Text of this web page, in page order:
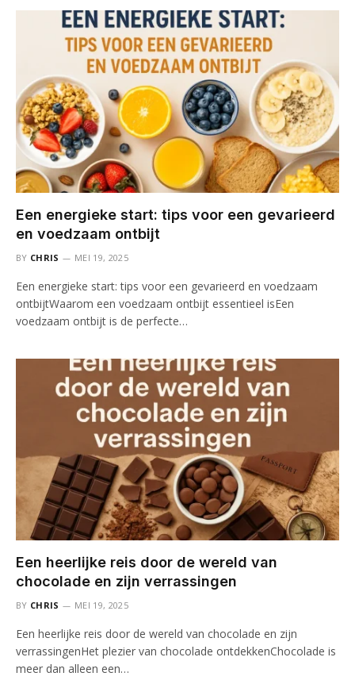
Een energieke start: tips voor een gevarieerd
en voedzaam ontbijt
BY CHRIS MEI 19, 2025
Een energieke start: tips voor een gevarieerd en voedzaam
ontbijtWaarom een voedzaam ontbijt essentieel isEen
voedzaam ontbijt is de perfecte…
Een heerlijke reis door de wereld van
chocolade en zijn verrassingen
BY CHRIS MEI 19, 2025
Een heerlijke reis door de wereld van chocolade en zijn
verrassingenHet plezier van chocolade ontdekkenChocolade is
meer dan alleen een…